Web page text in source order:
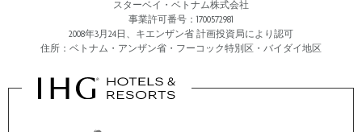
スターベイ・ベトナム株式会社
事業許可番号：1700572981
2008年3月24日、キエンザン省 計画投資局により認可
住所：ベトナム・アンザン省・フーコック特別区・バイダイ地区